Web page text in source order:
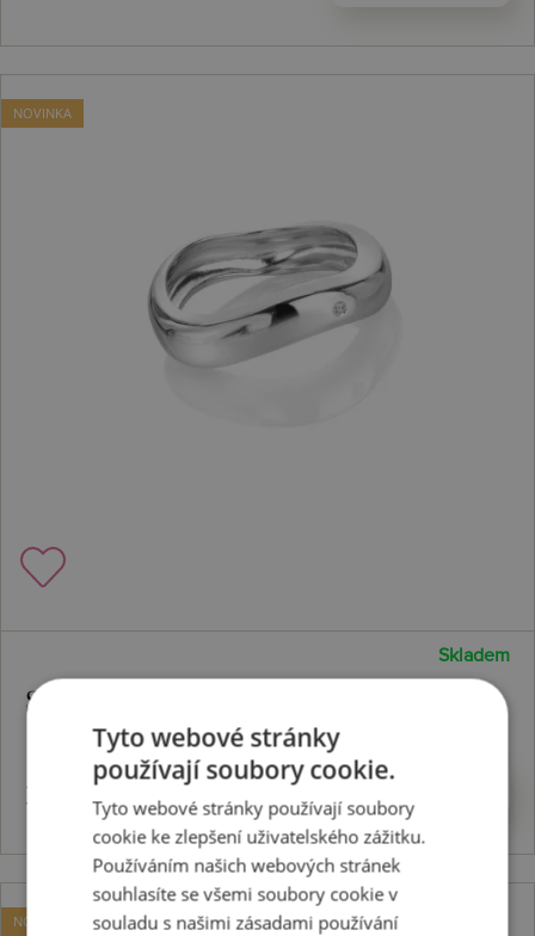
NOVINKA
Skladem
Stříbrný prsten Fiji DR318
3203 Kč Koupit
NOVINKA
Tyto webové stránky
používají soubory cookie.
Tyto webové stránky používají soubory
cookie ke zlepšení uživatelského zážitku.
Používáním našich webových stránek
souhlasíte se všemi soubory cookie v
souladu s našimi zásadami používání